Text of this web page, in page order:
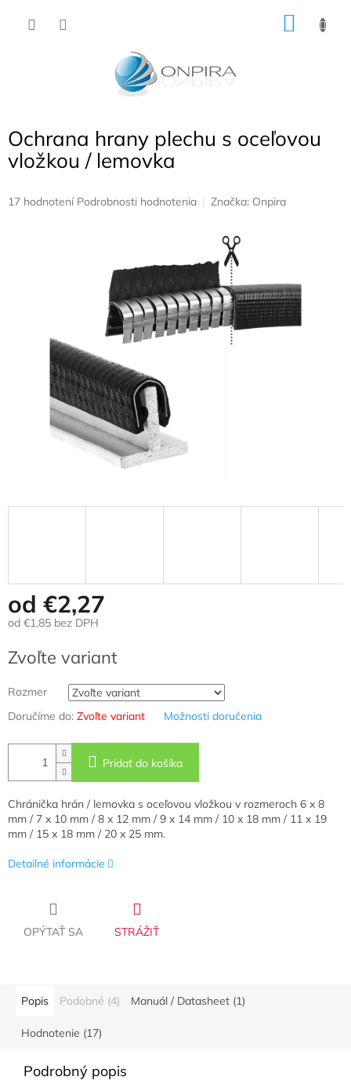
Ochrana hrany plechu s oceľovou
vložkou / lemovka
Priemerné
17 hodnotení Podrobnosti hodnotenia Značka: Onpira
od €2,27
od €1,85 bez DPH
cena:
Zvoľte variant
Rozmer
Doručíme do: Zvoľte variant Možnosti doručenia
Pridať do košíka
Chránička hrán / lemovka s oceľovou vložkou v rozmeroch 6 x 8
mm / 7 x 10 mm / 8 x 12 mm / 9 x 14 mm / 10 x 18 mm / 11 x 19
mm / 15 x 18 mm / 20 x 25 mm.
Detailné informácie
OPÝTAŤ SA STRÁŽIŤ
Popis Podobné (4) Manuál / Datasheet (1)
Hodnotenie (17)
Podrobný popis